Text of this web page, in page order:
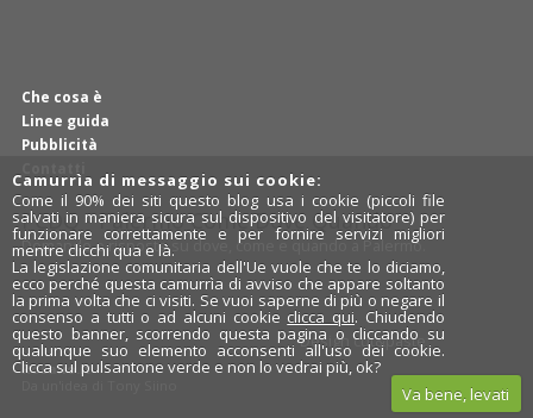
Che cosa è
Linee guida
Pubblicità
Contatti
PCDQ - Palermo Come Dove Quando
Domande e risposte su dove, come e quando a Palermo.
Design cut&paste
Rosalio.it
Camurrìa di messaggio sui cookie:
Come il 90% dei siti questo blog usa i cookie (piccoli file
salvati in maniera sicura sul dispositivo del visitatore) per
funzionare correttamente e per fornire servizi migliori
mentre clicchi qua e là.
La legislazione comunitaria dell'Ue vuole che te lo diciamo,
ecco perché questa camurrìa di avviso che appare soltanto
la prima volta che ci visiti. Se vuoi saperne di più o negare il
consenso a tutti o ad alcuni cookie clicca qui. Chiudendo
questo banner, scorrendo questa pagina o cliccando su
qualunque suo elemento acconsenti all'uso dei cookie.
Clicca sul pulsantone verde e non lo vedrai più, ok?
Va bene, levati